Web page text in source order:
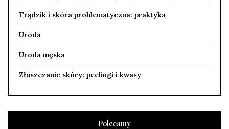
Trądzik i skóra problematyczna: praktyka
Uroda
Uroda męska
Złuszczanie skóry: peelingi i kwasy
Polecamy